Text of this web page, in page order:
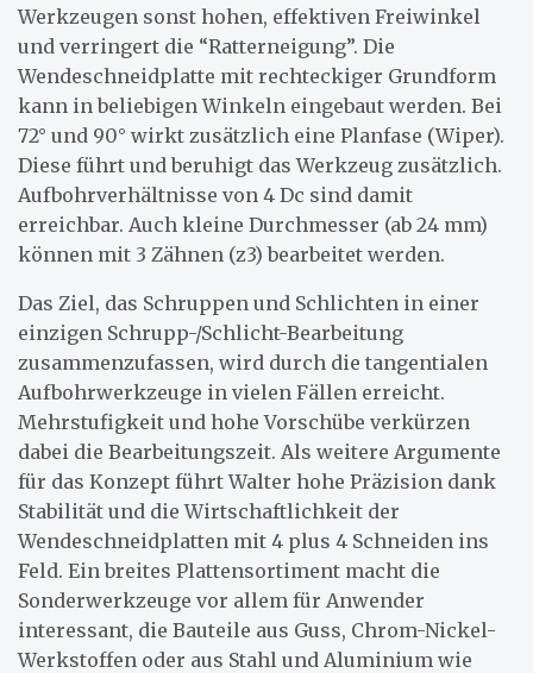
Werkzeugen sonst hohen, effektiven Freiwinkel
und verringert die “Ratterneigung”. Die
Wendeschneidplatte mit rechteckiger Grundform
kann in beliebigen Winkeln eingebaut werden. Bei
72° und 90° wirkt zusätzlich eine Planfase (Wiper).
Diese führt und beruhigt das Werkzeug zusätzlich.
Aufbohrverhältnisse von 4 Dc sind damit
erreichbar. Auch kleine Durchmesser (ab 24 mm)
können mit 3 Zähnen (z3) bearbeitet werden.
Das Ziel, das Schruppen und Schlichten in einer
einzigen Schrupp-/Schlicht-Bearbeitung
zusammenzufassen, wird durch die tangentialen
Aufbohrwerkzeuge in vielen Fällen erreicht.
Mehrstufigkeit und hohe Vorschübe verkürzen
dabei die Bearbeitungszeit. Als weitere Argumente
für das Konzept führt Walter hohe Präzision dank
Stabilität und die Wirtschaftlichkeit der
Wendeschneidplatten mit 4 plus 4 Schneiden ins
Feld. Ein breites Plattensortiment macht die
Sonderwerkzeuge vor allem für Anwender
interessant, die Bauteile aus Guss, Chrom-Nickel-
Werkstoffen oder aus Stahl und Aluminium wie